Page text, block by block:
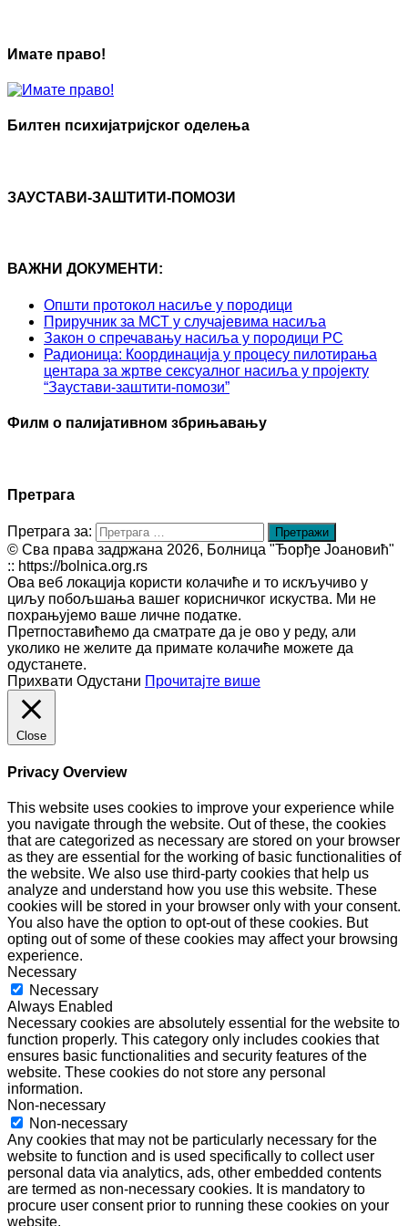
Имате право!
Билтен психијатријског оделења
ЗАУСТАВИ-ЗАШТИТИ-ПОМОЗИ
ВАЖНИ ДОКУМЕНТИ:
Општи протокол насиље у породици
Приручник за МСТ у случајевима насиља
Закон о спречавању насиља у породици РС
Радионица: Координација у процесу пилотирања
центара за жртве сексуалног насиља у пројекту
“Заустави-заштити-помози”
Филм о палијативном збрињавању
Претрага
Претрага за:
© Сва права задржана 2026, Болница "Ђорђе Јоановић"
:: https://bolnica.org.rs
Ова веб локација користи колачиће и то искључиво у
циљу побољшања вашег корисничког искуства. Ми не
похрањујемо ваше личне податке.
Претпоставићемо да сматрате да је ово у реду, али
уколико не желите да примате колачиће можете да
одустанете.
Прихвати Одустани Прочитајте више
Close
Privacy Overview
This website uses cookies to improve your experience while
you navigate through the website. Out of these, the cookies
that are categorized as necessary are stored on your browser
as they are essential for the working of basic functionalities of
the website. We also use third-party cookies that help us
analyze and understand how you use this website. These
cookies will be stored in your browser only with your consent.
You also have the option to opt-out of these cookies. But
opting out of some of these cookies may affect your browsing
experience.
Necessary
Necessary
Always Enabled
Necessary cookies are absolutely essential for the website to
function properly. This category only includes cookies that
ensures basic functionalities and security features of the
website. These cookies do not store any personal
information.
Non-necessary
Non-necessary
Any cookies that may not be particularly necessary for the
website to function and is used specifically to collect user
personal data via analytics, ads, other embedded contents
are termed as non-necessary cookies. It is mandatory to
procure user consent prior to running these cookies on your
website.